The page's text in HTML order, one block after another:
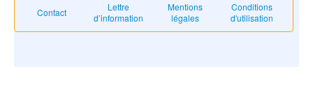
Contact
Lettre
d’information
Mentions
légales
Conditions
d'utilisation